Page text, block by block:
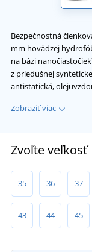
Bezpečnostná
mm hovädzej
na bázi
z priedušnej
antistatická,
Zobraziť viac
Zvoľte veľkosť
35 36 37
43 44 45